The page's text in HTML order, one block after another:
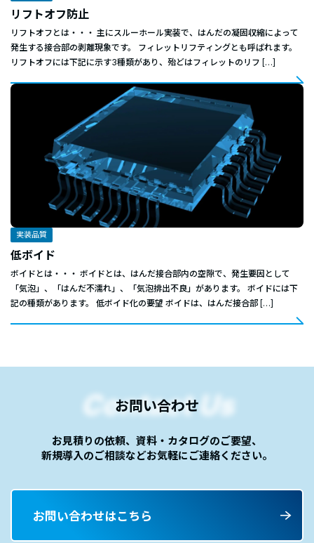
リフトオフ防止
リフトオフとは・・・ 主にスルーホール実装で、はんだの凝固収縮によって
発生する接合部の剥離現象です。 フィレットリフティングとも呼ばれます。
リフトオフには下記に示す3種類があり、殆どはフィレットのリフ […]
実装品質
低ボイド
ボイドとは・・・ ボイドとは、はんだ接合部内の空隙で、発生要因として
「気泡」、「はんだ不濡れ」、「気泡排出不良」があります。 ボイドには下
記の種類があります。 低ボイド化の要望 ボイドは、はんだ接合部 […]
Contact Us
お問い合わせ
お見積りの依頼、資料・カタログのご要望、
新規導入のご相談などお気軽にご連絡ください。
お問い合わせはこちら